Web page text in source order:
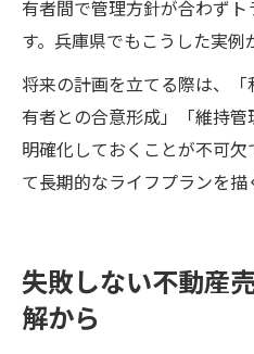
有者間で管理方針が合わず
す。兵庫県でもこうした実例
将来の計画を立てる際は、
有者との合意形成」「維持
明確化しておくことが不可
て長期的なライフプランを描
失敗しない不動産
解から